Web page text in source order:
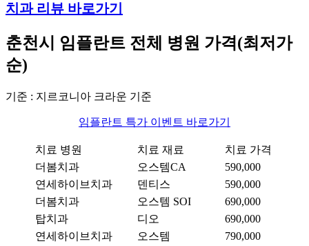
치과 리뷰 바로가기
춘천시 임플란트 전체 병원 가격(최저가
순)
기준 : 지르코니아 크라운 기준
임플란트 특가 이벤트 바로가기
치료 병원 치료 재료
치료 가격
더봄치과
오스템CA
590,000
연세하이브치과
덴티스
590,000
더봄치과
오스템 SOI
690,000
탑치과
디오
690,000
연세하이브치과
오스템
790,000